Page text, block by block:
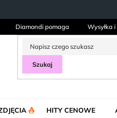
Diamondi pomaga Wysyłka i
Szukaj
HITY CENOWE